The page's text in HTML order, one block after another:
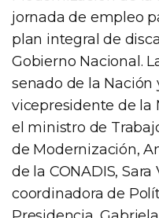
jornada de empleo
plan integral de
Gobierno Nacional.
senado de la
vicepresidente de la
el ministro de
de Modernización,
de la CONADIS, Sara
coordinadora de